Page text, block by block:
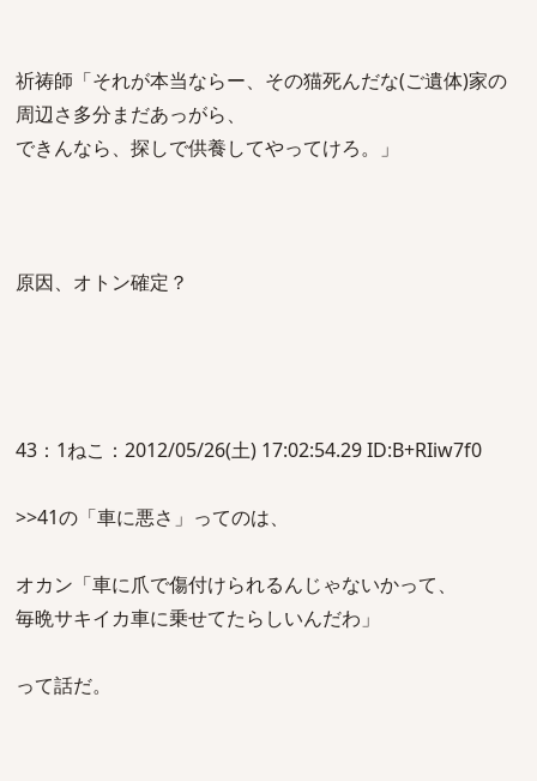
祈祷師「それが本当ならー、その猫死んだな(ご遺体)家の
周辺さ多分まだあっがら、
できんなら、探しで供養してやってけろ。」
原因、オトン確定？
43：1ねこ：2012/05/26(土) 17:02:54.29 ID:B+RIiw7f0
>>41の「車に悪さ」ってのは、
オカン「車に爪で傷付けられるんじゃないかって、
毎晩サキイカ車に乗せてたらしいんだわ」
って話だ。